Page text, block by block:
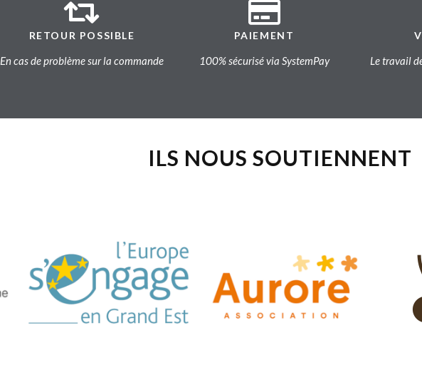
RETOUR POSSIBLE
En cas de problème sur la commande
PAIEMENT
100% sécurisé via SystemPay Le travail
ILS NOUS SOUTIENNENT